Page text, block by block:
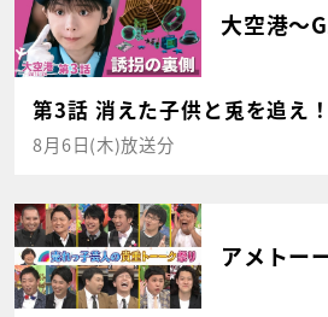
大空港～
第3話 消えた子供と兎を追え！
8月6日(木)放送分
アメトー